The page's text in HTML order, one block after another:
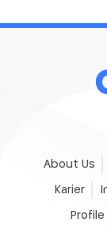
About Us
Karier